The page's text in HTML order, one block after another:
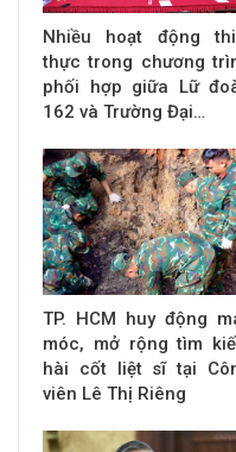
Nhiều hoạt động
thực trong chương
phối hợp giữa Lữ
162 và Trường Đại…
TP. HCM huy động
móc, mở rộng tìm
hài cốt liệt sĩ tại
viên Lê Thị Riêng